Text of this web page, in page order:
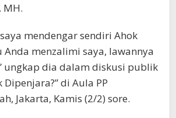
MH.
mendengar sendiri Ahok
Anda menzalimi saya, lawannya
ungkap dia dalam diskusi publik
Dipenjara?” di Aula PP
Jakarta, Kamis (2/2) sore.